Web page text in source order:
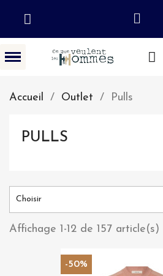
Accueil Outlet Pulls
PULLS
Choisir
Affichage 1-12 de 157 article(s)
-50%